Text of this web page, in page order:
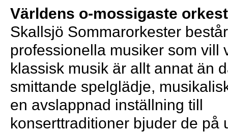
Världens o-mossigaste
Skallsjö Sommarorkester
professionella musiker som vill
klassisk musik är allt annat än
smittande spelglädje,
en avslappnad inställning till
konserttraditioner bjuder de på